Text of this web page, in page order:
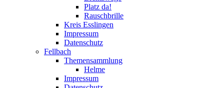
Platz da!
Rauschbrille
Kreis Esslingen
Impressum
Datenschutz
Fellbach
Themensammlung
Helme
Impressum